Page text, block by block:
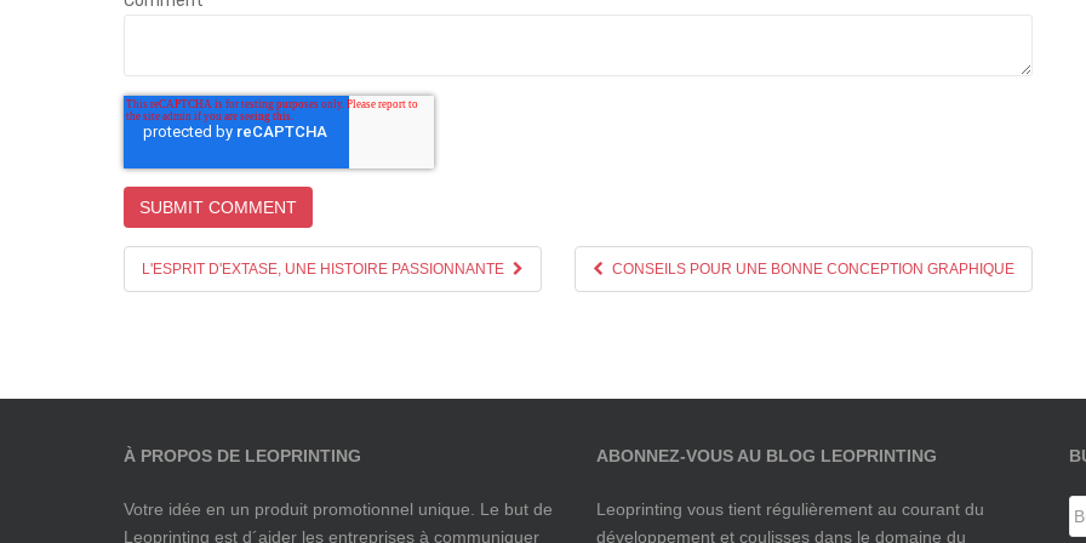
CONSEILS POUR UNE BONNE CONCEPTION GRAPHIQUE
L'ESPRIT D'EXTASE, UNE HISTOIRE PASSIONNANTE
À PROPOS DE LEOPRINTING
Votre idée en un produit promotionnel unique. Le but de
Leoprinting est d´aider les entreprises à communiquer
ABONNEZ-VOUS AU BLOG LEOPRINTING
Leoprinting vous tient régulièrement au courant du
développement et coulisses dans le domaine du